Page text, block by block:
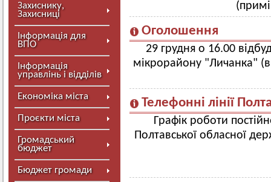
Захиснику,
Захисниці
Інформація для
ВПО
Інформація
управлінь і відділів
Економіка міста
Проєкти міста
Громадський
бюджет
Бюджет громади
Оголошення
29 грудня о 16.00
мікрорайону "Личанка"
Телефонні лінії
Графік роботи
Полтавської обласної